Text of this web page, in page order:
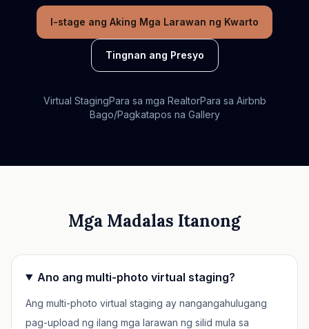
I-stage ang Aking Mga Larawan ng Kwarto
Tingnan ang Presyo
Virtual StagingPara sa mga RealtorPara sa Airbnb
Bago/Pagkatapos na Gallery
Mga Madalas Itanong
Ano ang multi-photo virtual staging?
Ang multi-photo virtual staging ay nangangahulugang
pag-upload ng ilang mga larawan ng silid mula sa